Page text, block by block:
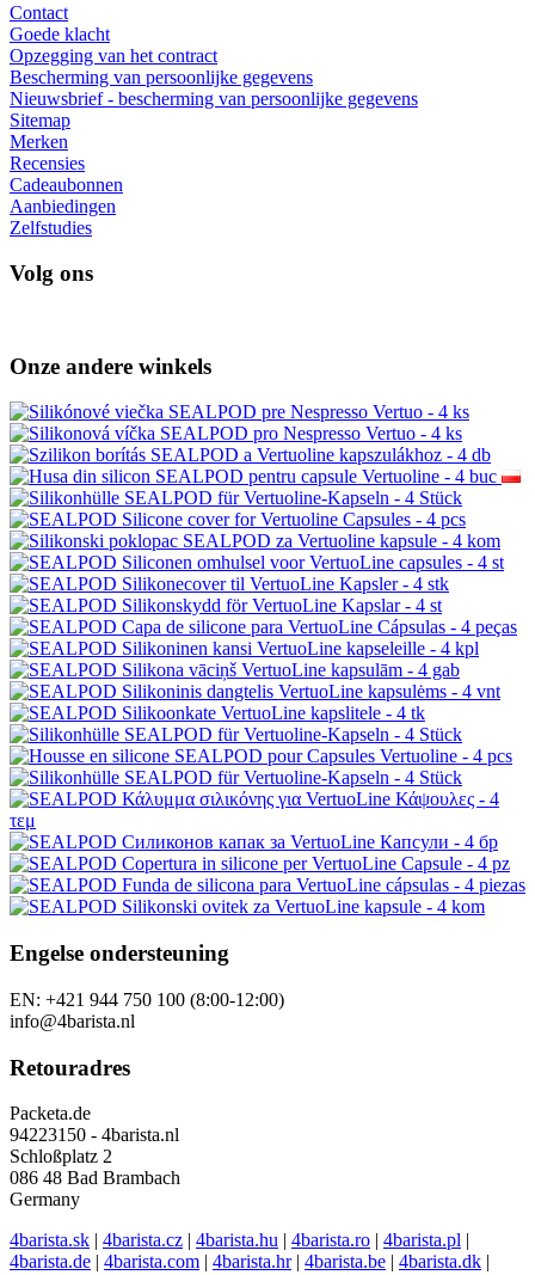
Contact
Goede klacht
Opzegging van het contract
Bescherming van persoonlijke gegevens
Nieuwsbrief - bescherming van persoonlijke gegevens
Sitemap
Merken
Recensies
Cadeaubonnen
Aanbiedingen
Zelfstudies
Volg ons
Onze andere winkels
Engelse ondersteuning
EN: +421 944 750 100 (8:00-12:00)
info@4barista.nl
Retouradres
Packeta.de
94223150 - 4barista.nl
Schloßplatz 2
086 48 Bad Brambach
Germany
4barista.sk | 4barista.cz | 4barista.hu | 4barista.ro | 4barista.pl |
4barista.de | 4barista.com | 4barista.hr| 4barista.be | 4barista.dk |